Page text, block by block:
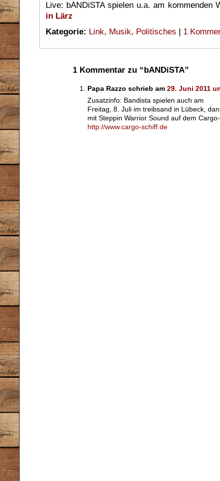
Live: bANDiSTA spielen u.a. am kommenden
in Lärz
Kategorie: Link, Musik, Politisches | 1
1 Kommentar zu “bANDiSTA”
Papa Razzo schrieb am 29. Juni 2011
Zusatzinfo: Bandista spielen auch am
Freitag, 8. Juli im treibsand in Lübeck,
mit Steppin Warrior Sound auf dem
http://www.cargo-schiff.de